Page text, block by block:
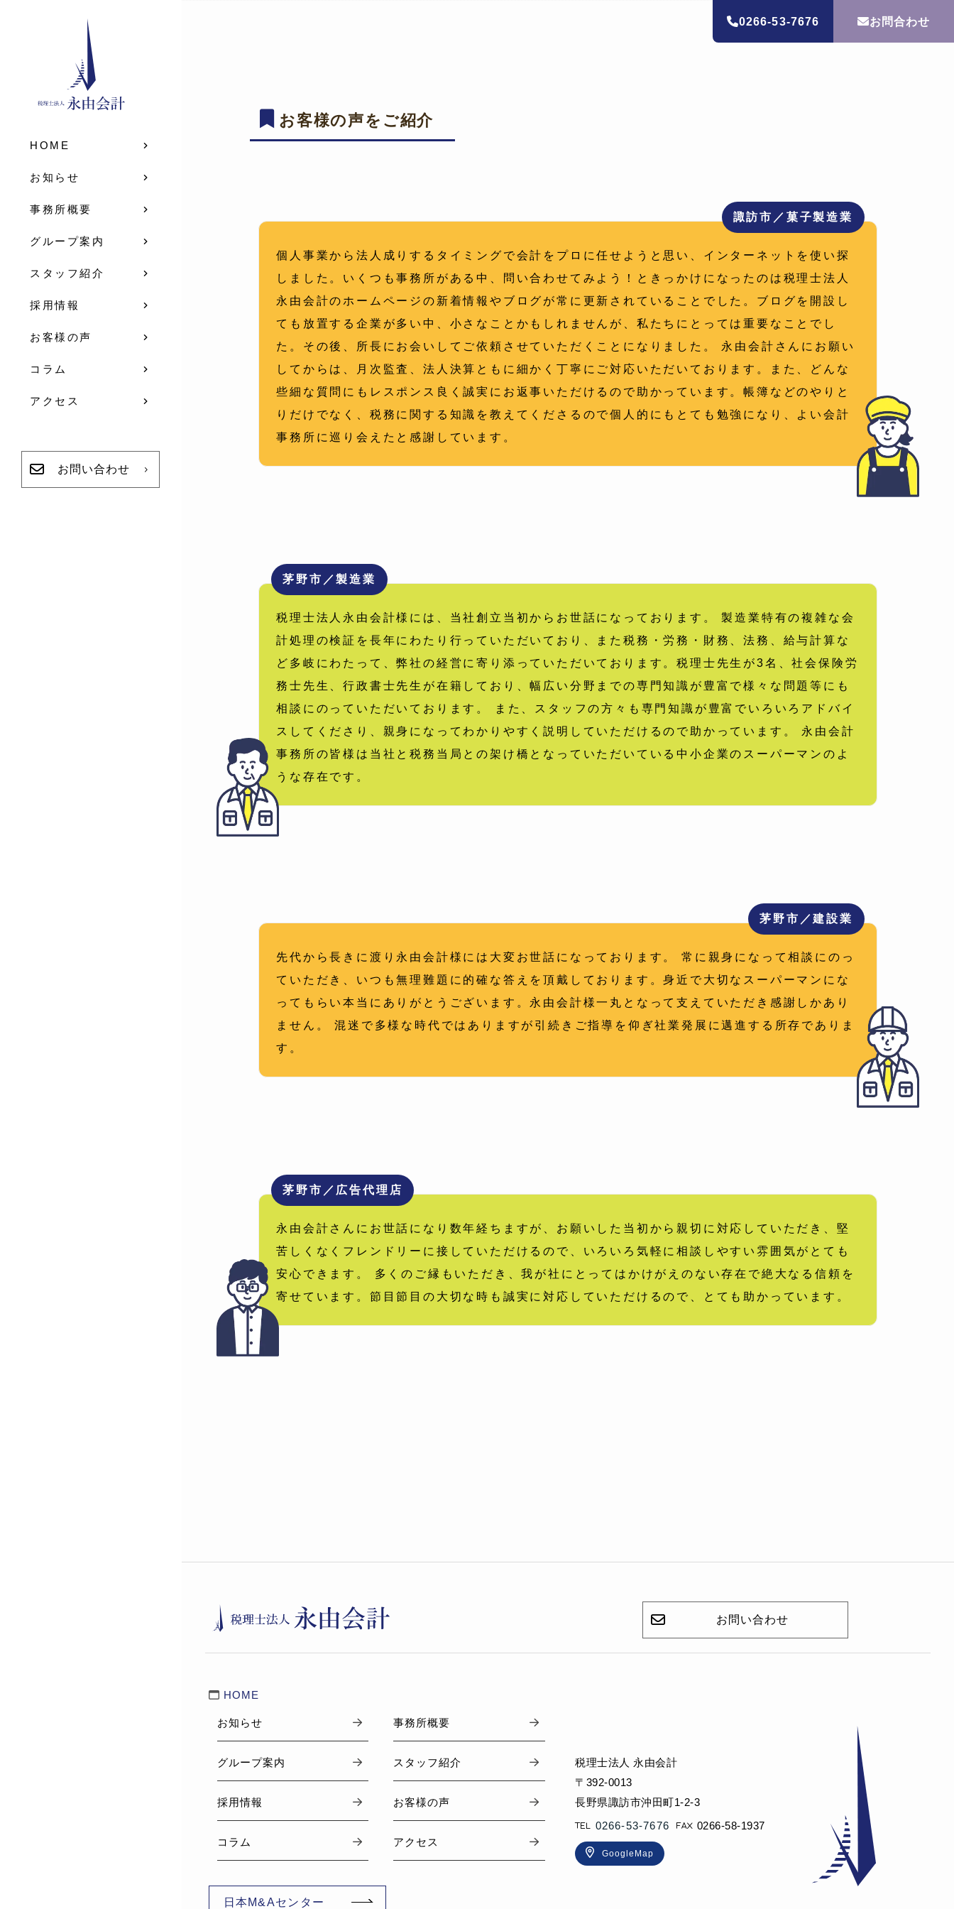
ホーム お客様の声
お客様の声をご紹介
諏訪市／菓子製造業
個人事業から法人成りするタイミングで会計をプロに任せようと思い、インターネットを使い探
しました。いくつも事務所がある中、問い合わせてみよう！ときっかけになったのは税理士法人
永由会計のホームページの新着情報やブログが常に更新されていることでした。ブログを開設し
ても放置する企業が多い中、小さなことかもしれませんが、私たちにとっては重要なことでし
た。その後、所長にお会いしてご依頼させていただくことになりました。 永由会計さんにお願い
してからは、月次監査、法人決算ともに細かく丁寧にご対応いただいております。また、どんな
些細な質問にもレスポンス良く誠実にお返事いただけるので助かっています。帳簿などのやりと
りだけでなく、税務に関する知識を教えてくださるので個人的にもとても勉強になり、よい会計
事務所に巡り会えたと感謝しています。
茅野市／製造業
税理士法人永由会計様には、当社創立当初からお世話になっております。 製造業特有の複雑な会
計処理の検証を長年にわたり行っていただいており、また税務・労務・財務、法務、給与計算な
ど多岐にわたって、弊社の経営に寄り添っていただいております。税理士先生が3名、社会保険労
務士先生、行政書士先生が在籍しており、幅広い分野までの専門知識が豊富で様々な問題等にも
相談にのっていただいております。 また、スタッフの方々も専門知識が豊富でいろいろアドバイ
スしてくださり、親身になってわかりやすく説明していただけるので助かっています。 永由会計
事務所の皆様は当社と税務当局との架け橋となっていただいている中小企業のスーパーマンのよ
うな存在です。
茅野市／建設業
先代から長きに渡り永由会計様には大変お世話になっております。 常に親身になって相談にのっ
ていただき、いつも無理難題に的確な答えを頂戴しております。身近で大切なスーパーマンにな
ってもらい本当にありがとうございます。永由会計様一丸となって支えていただき感謝しかあり
ません。 混迷で多様な時代ではありますが引続きご指導を仰ぎ社業発展に邁進する所存でありま
す。
茅野市／広告代理店
永由会計さんにお世話になり数年経ちますが、お願いした当初から親切に対応していただき、堅
苦しくなくフレンドリーに接していただけるので、いろいろ気軽に相談しやすい雰囲気がとても
安心できます。 多くのご縁もいただき、我が社にとってはかけがえのない存在で絶大なる信頼を
寄せています。節目節目の大切な時も誠実に対応していただけるので、とても助かっています。
0266-53-7676 お問合わせ
HOME
お知らせ
事務所概要
グループ案内
スタッフ紹介
採用情報
お客様の声
コラム
アクセス
お問い合わせ
お問い合わせ
HOME
お知らせ 事務所概要
グループ案内 スタッフ紹介
採用情報 お客様の声
コラム アクセス
日本M&Aセンター
税理士法人 永由会計
〒392-0013
長野県諏訪市沖田町1-2-3
0266-53-7676
0266-58-1937
GoogleMap